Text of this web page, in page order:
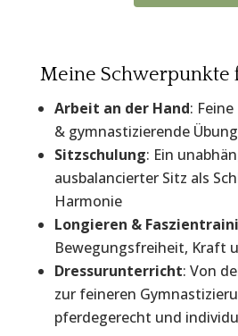
Meine Schwerpunkte
Arbeit an der Hand:
& gymnastizierende
Sitzschulung: Ein
ausbalancierter Sitz als
Harmonie
Longieren &
Bewegungsfreiheit, Kraft
Dressurunterricht: Von
zur feineren
pferdegerecht und